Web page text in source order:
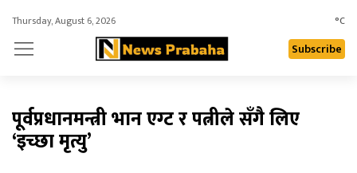
Thursday, August 6, 2026 °C
Subscribe
पूर्वप्रधानमन्त्री भान एग्ट र पत्नीले सँगै लिए
‘इच्छा मृत्यु’